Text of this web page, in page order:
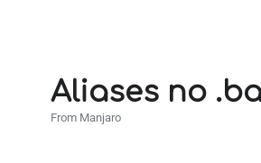
Aliases no
From Manjaro